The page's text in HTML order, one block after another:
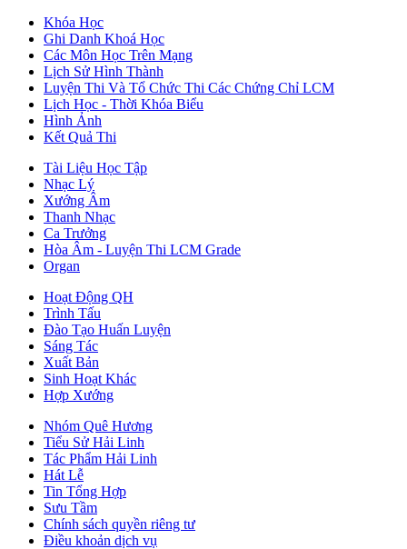
Khóa Học
Ghi Danh Khoá Học
Các Môn Học Trên Mạng
Lịch Sử Hình Thành
Luyện Thi Và Tổ Chức Thi Các Chứng Chỉ LCM
Lịch Học - Thời Khóa Biểu
Hình Ảnh
Kết Quả Thi
Tài Liệu Học Tập
Nhạc Lý
Xướng Âm
Thanh Nhạc
Ca Trưởng
Hòa Âm - Luyện Thi LCM Grade
Organ
Hoạt Động QH
Trình Tấu
Đào Tạo Huấn Luyện
Sáng Tác
Xuất Bản
Sinh Hoạt Khác
Hợp Xướng
Nhóm Quê Hương
Tiểu Sử Hải Linh
Tác Phẩm Hải Linh
Hát Lễ
Tin Tổng Hợp
Sưu Tầm
Chính sách quyền riêng tư
Điều khoản dịch vụ